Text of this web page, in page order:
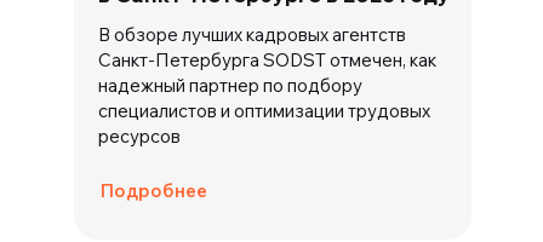
В обзоре лучших кадровых агентств
Санкт-Петербурга SODST отмечен, как
надежный партнер по подбору
специалистов и оптимизации трудовых
ресурсов
Подробнее